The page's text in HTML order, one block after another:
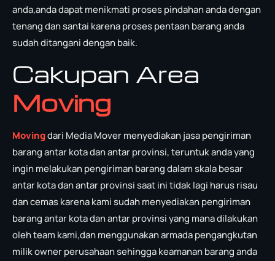
anda,anda dapat menikmati proses pindahan anda dengan
tenang dan santai karena proses pentaan barang anda
sudah ditangani dengan baik.
Cakupan Area
Moving
Movingdari Media Mover menyediakan jasa pengiriman
barang antar kota dan antar provinsi, teruntuk anda yang
ingin melakukan pengiriman barang dalam skala besar
antar kota dan antar provinsi saat ini tidak lagi harus risau
dan cemas karena kami sudah menyediakan pengiriman
barang antar kota dan antar provinsi yang mana dilakukan
oleh team kami,dan menggunakan armada pengangkutan
milik owner perusahaan sehingga keamanan barang anda